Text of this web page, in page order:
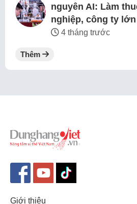
nguyên AI: Làm
nghiệp, công ty
4 tháng trước
Thêm
Giới thiệu